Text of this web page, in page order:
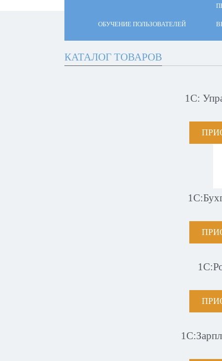
ОБУЧЕНИЕ ПОЛЬЗОВАТЕЛЕЙ
КАТАЛОГ ТОВАРОВ
1С: